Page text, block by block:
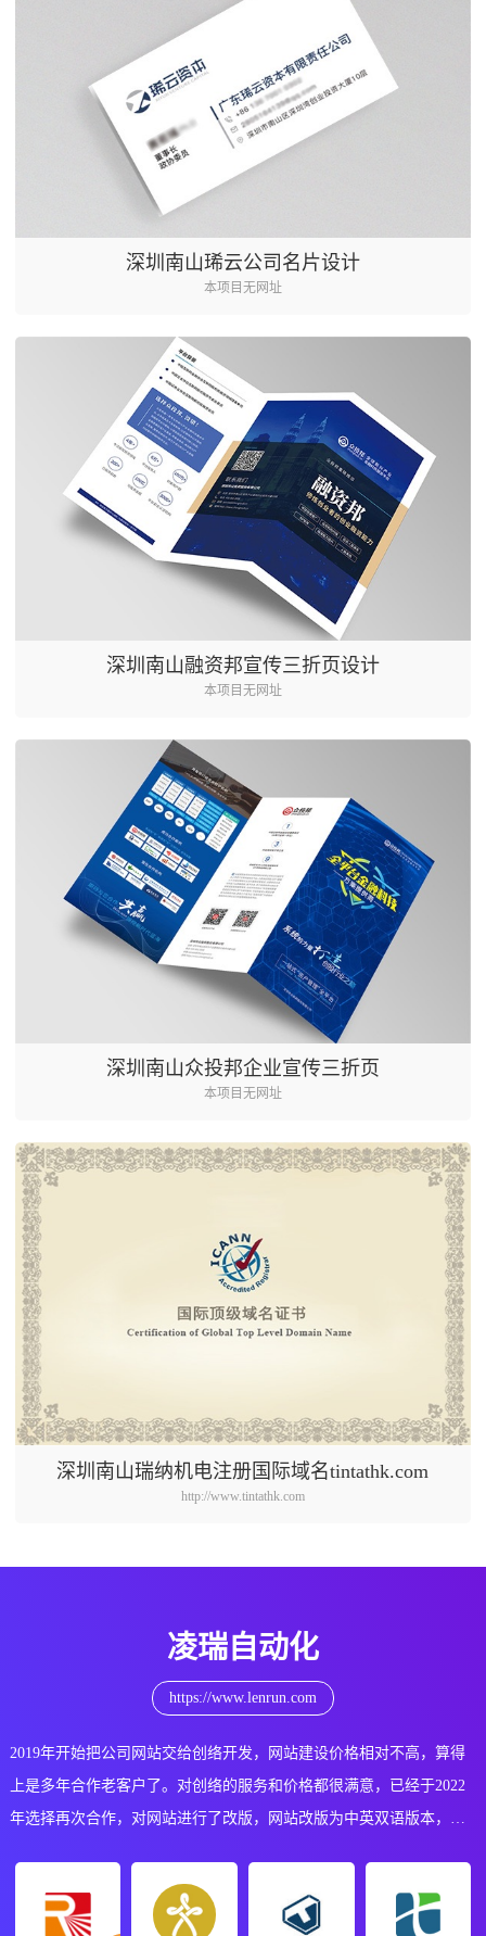
深圳南山琋云公司名片设计
本项目无网址
深圳南山融资邦宣传三折页设计
本项目无网址
深圳南山众投邦企业宣传三折页
本项目无网址
深圳南山瑞纳机电注册国际域名tintathk.com
http://www.tintathk.com
凌瑞自动化
https://www.lenrun.com
2019年开始把公司网站交给创络开发，网站建设价格相对不高，算得
上是多年合作老客户了。对创络的服务和价格都很满意，已经于2022
年选择再次合作，对网站进行了改版，网站改版为中英双语版本，整